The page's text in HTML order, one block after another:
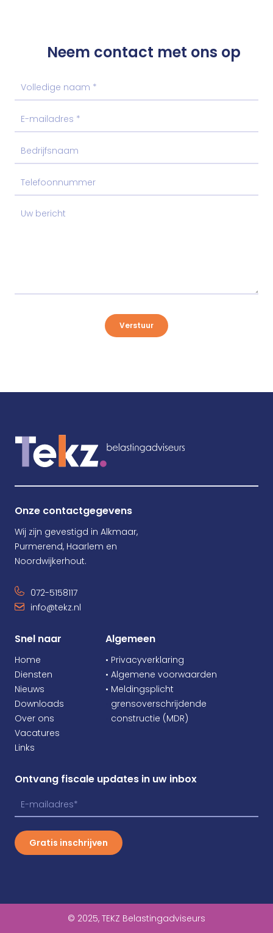
Neem contact met ons op
Verstuur
Onze contactgegevens
Wij zijn gevestigd in Alkmaar,
Purmerend, Haarlem en
Noordwijkerhout.
072-5158117
info@tekz.nl
Snel naar
Home
Diensten
Nieuws
Downloads
Over ons
Vacatures
Links
Algemeen
• Privacyverklaring
• Algemene voorwaarden
• Meldingsplicht
grensoverschrijdende
constructie (MDR)
Ontvang fiscale updates in uw inbox
Gratis inschrijven
© 2025, TEKZ Belastingadviseurs